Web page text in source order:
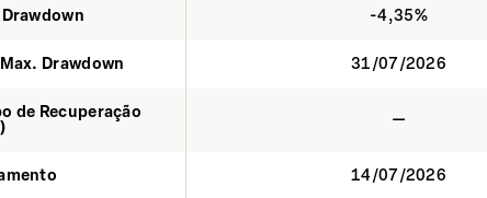
Drawdown -4,35%
Drawdown 31/07/2026
de Recuperação
—
14/07/2026